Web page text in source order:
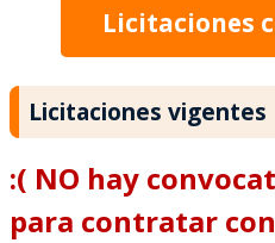
Licitaciones
Licitaciones vigentes
:( NO hay
para contratar